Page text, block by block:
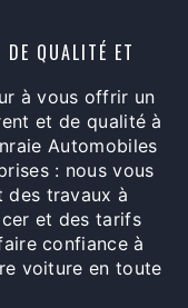
QUALITÉ ET
à vous offrir un
et de qualité à
Automobiles
: nous vous
des travaux à
et des tarifs
confiance à
voiture en toute